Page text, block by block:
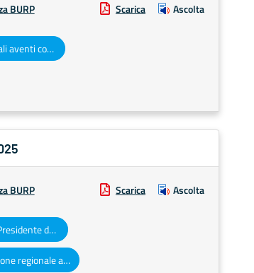
BURP Scarica Ascolta
Determinazioni dirigenziali aventi contenuto di interesse generale
BURP Scarica Ascolta
Decreti e ordinanze del Presidente della Giunta regionale
Atti dell'amministrazione regionale ad obbligo di pubblicazione